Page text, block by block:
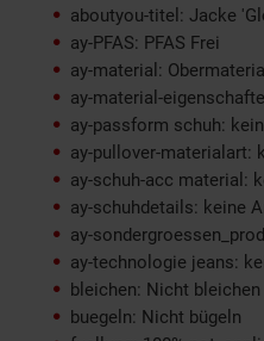
aboutyou-titel: Jacke
ay-PFAS: PFAS Frei
ay-material:
ay-material-
ay-passform schuh:
ay-pullover-materialart:
ay-schuh-acc material:
ay-schuhdetails: keine
ay-
ay-technologie jeans:
bleichen: Nicht bleichen
buegeln: Nicht bügeln